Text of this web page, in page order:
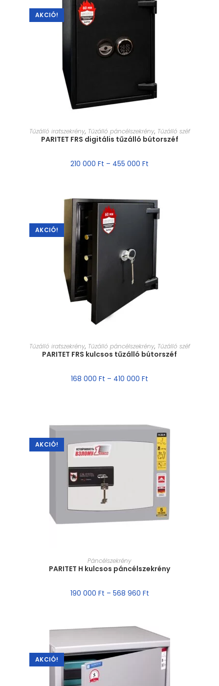
AKCIÓ!
MÉRET VÁLASZTÁSA
Tűzálló iratszekrény, Tűzálló páncélszekrény, Tűzálló széf
PARITET FRS digitális tűzálló bútorszéf
210 000 Ft – 455 000 Ft
AKCIÓ!
MÉRET VÁLASZTÁSA
Tűzálló iratszekrény, Tűzálló páncélszekrény, Tűzálló széf
PARITET FRS kulcsos tűzálló bútorszéf
168 000 Ft – 410 000 Ft
AKCIÓ!
MÉRET VÁLASZTÁSA
Páncélszekrény
PARITET H kulcsos páncélszekrény
190 000 Ft – 568 960 Ft
AKCIÓ!